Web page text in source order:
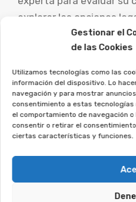
Gestionar el
de las Cookies
Utilizamos tecnologías como las
información del dispositivo. Lo
navegación y para mostrar
consentimiento a estas
el comportamiento de navegación
consentir o retirar el
ciertas características y funciones.
explorar las opciones
En Afeban
consumidores a
dinero.
Si estás en esta
y lo estudiaremos en
Te puede interesar:
Reclamar Productos